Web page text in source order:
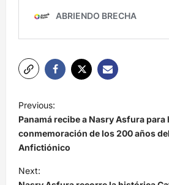
N
a
v
e
g
Previous:
Panamá recibe a Nasry Asfura
conmemoración de los 200 años
Anfictiónico
Next: